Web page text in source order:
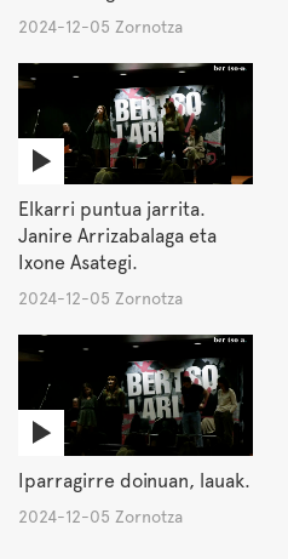
2024-12-05 Zornotza
Elkarri puntua jarrita.
Janire Arrizabalaga eta
Ixone Asategi.
2024-12-05 Zornotza
Iparragirre doinuan, lauak.
2024-12-05 Zornotza